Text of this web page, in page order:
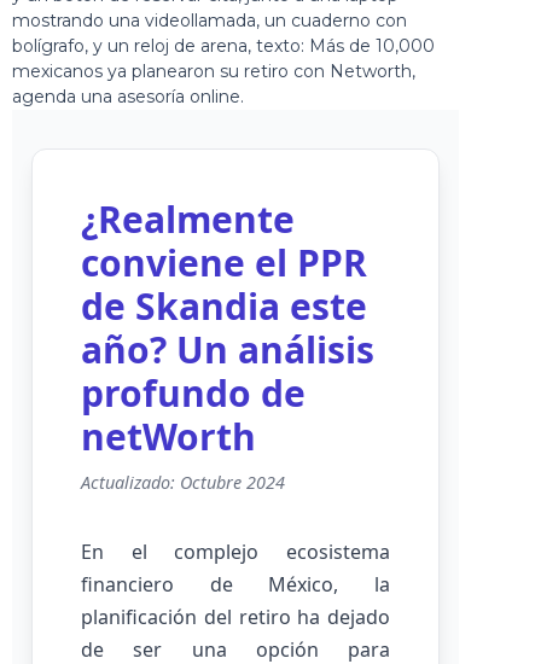
¿Realmente
conviene el PPR
de Skandia este
año? Un análisis
profundo de
netWorth
Actualizado: Octubre 2024
En el complejo ecosistema
financiero de México, la
planificación del retiro ha dejado
de ser una opción para